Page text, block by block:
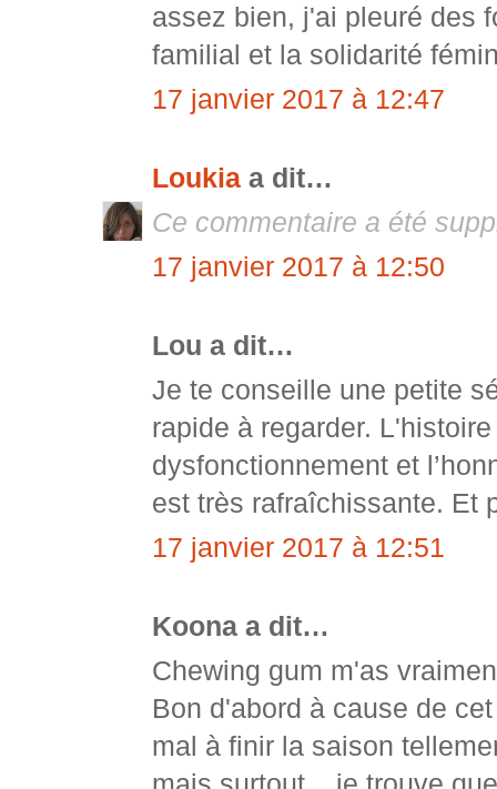
assez bien, j'ai pleuré des
familial et la solidarité
17 janvier 2017 à 12:47
Loukia a dit…
Ce commentaire a été
17 janvier 2017 à 12:50
Lou a dit…
Je te conseille une petite
rapide à regarder.
dysfonctionnement et
est très rafraîchissante. Et
17 janvier 2017 à 12:51
Koona a dit…
Chewing gum m'as
Bon d'abord à cause de
mal à finir la saison